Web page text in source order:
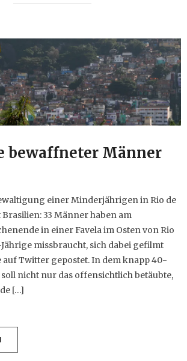
bewaffneter Männer
einer Minderjährigen in Rio de
33 Männer haben am
in einer Favela im Osten von Rio
Jährige missbraucht, sich dabei gefilmt
Twitter gepostet. In dem knapp 40-
nicht nur das offensichtlich betäubte,
[…]